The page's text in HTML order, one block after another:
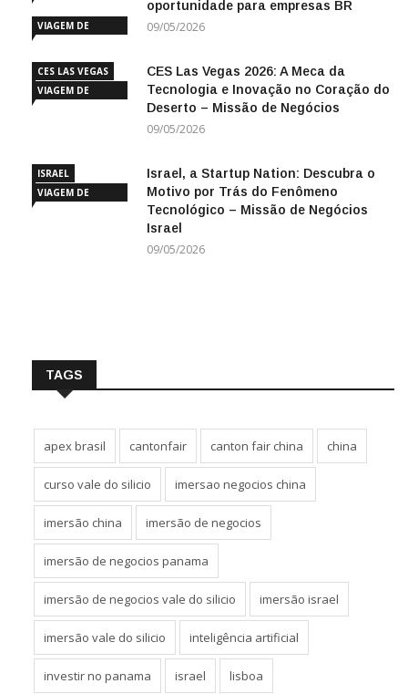
VIAGEM DE
oportunidade para empresas BR
09/05/2026
CES LAS VEGAS
VIAGEM DE
CES Las Vegas 2026: A Meca da
Tecnologia e Inovação no Coração do
Deserto – Missão de Negócios
09/05/2026
ISRAEL
VIAGEM DE
Israel, a Startup Nation: Descubra o
Motivo por Trás do Fenômeno
Tecnológico – Missão de Negócios
Israel
09/05/2026
TAGS
apex brasil cantonfair canton fair china china
curso vale do silicio imersao negocios china
imersão china imersão de negocios
imersão de negocios panama
imersão de negocios vale do silicio imersão israel
imersão vale do silicio inteligência artificial
investir no panama israel lisboa